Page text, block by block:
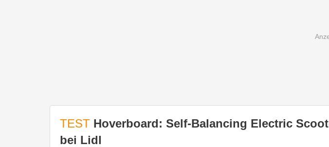
TEST Hoverboard: Self-Balancing Electric
bei Lidl